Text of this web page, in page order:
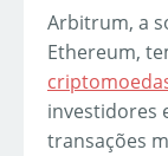
Arbitrum, a
Ethereum,
investidores
transações